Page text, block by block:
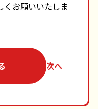
お願いいたしま
次へ